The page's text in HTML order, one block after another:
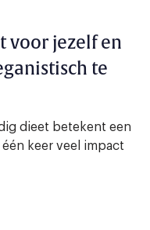
voor jezelf en
te
dieet betekent een
keer veel impact